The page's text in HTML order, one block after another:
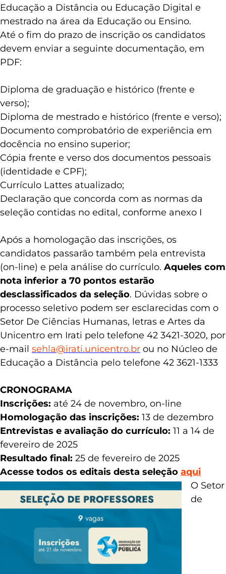
Educação a Distância ou Educação Digital e
mestrado na área da Educação ou Ensino.
Até o fim do prazo de inscrição os candidatos
devem enviar a seguinte documentação, em
PDF:
Diploma de graduação e histórico (frente e
verso);
Diploma de mestrado e histórico (frente e verso);
Documento comprobatório de experiência em
docência no ensino superior;
Cópia frente e verso dos documentos pessoais
(identidade e CPF);
Currículo Lattes atualizado;
Declaração que concorda com as normas da
seleção contidas no edital, conforme anexo I
Após a homologação das inscrições, os
candidatos passarão também pela entrevista
(on-line) e pela análise do currículo. Aqueles com
nota inferior a 70 pontos estarão
desclassificados da seleção. Dúvidas sobre o
processo seletivo podem ser esclarecidas com o
Setor De Ciências Humanas, letras e Artes da
Unicentro em Irati pelo telefone 42 3421-3020, por
e-mail sehla@irati.unicentro.br ou no Núcleo de
Educação a Distância pelo telefone 42 3621-1333
CRONOGRAMA
Inscrições: até 24 de novembro, on-line
Homologação das inscrições: 13 de dezembro
Entrevistas e avaliação do currículo: 11 a 14 de
fevereiro de 2025
Resultado final: 25 de fevereiro de 2025
Acesse todos os editais desta seleção aqui
O Setor
de